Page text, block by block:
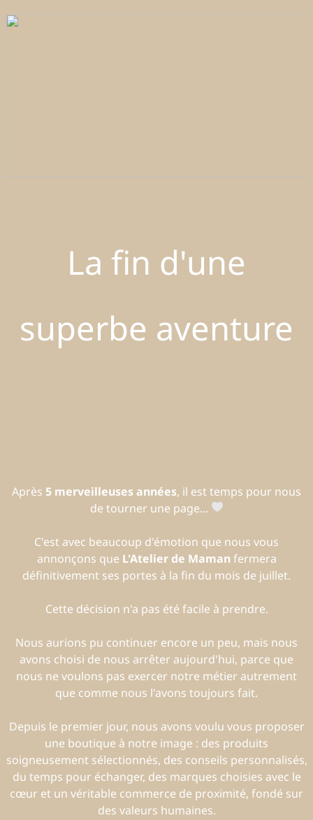
La fin d'une
superbe aventure
Après 5 merveilleuses années, il est temps pour nous
de tourner une page…
C'est avec beaucoup d'émotion que nous vous
annonçons que L'Atelier de Maman fermera
définitivement ses portes à la fin du mois de juillet.
Cette décision n'a pas été facile à prendre.
Nous aurions pu continuer encore un peu, mais nous
avons choisi de nous arrêter aujourd'hui, parce que
nous ne voulons pas exercer notre métier autrement
que comme nous l'avons toujours fait.
Depuis le premier jour, nous avons voulu vous proposer
une boutique à notre image : des produits
soigneusement sélectionnés, des conseils personnalisés,
du temps pour échanger, des marques choisies avec le
cœur et un véritable commerce de proximité, fondé sur
des valeurs humaines.